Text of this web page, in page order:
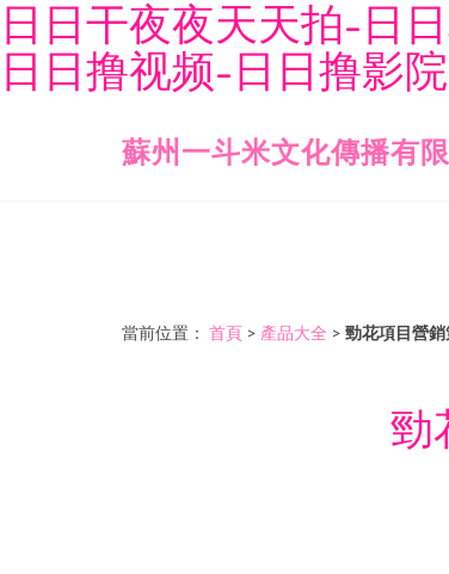
日日干夜夜天天拍-日
日日撸视频-日日撸影
蘇州一斗米文化傳播有
當前位置： 首頁 > 產品大全 > 勁花項目營
勁